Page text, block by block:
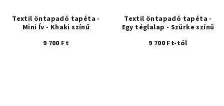
Textil öntapadó tapéta -
Mini Ív - Khaki színű
9 700 Ft
Textil öntapadó tapéta -
Egy téglalap - Szürke színű
9 700 Ft-tól